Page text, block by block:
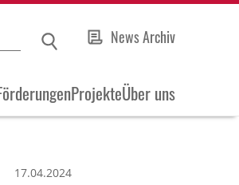
News Archiv
ProjekteÜber uns
17.04.2024